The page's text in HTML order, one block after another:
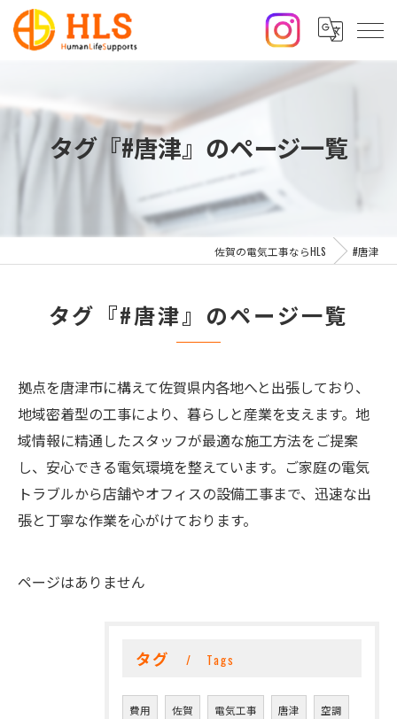
タグ『#唐津』のページ一覧
佐賀の電気工事ならHLS #唐津
タグ『#唐津』のページ一覧
拠点を唐津市に構えて佐賀県内各地へと出張しており、
地域密着型の工事により、暮らしと産業を支えます。地
域情報に精通したスタッフが最適な施工方法をご提案
し、安心できる電気環境を整えています。ご家庭の電気
トラブルから店舗やオフィスの設備工事まで、迅速な出
張と丁寧な作業を心がけております。
ページはありません
タグ Tags
費用 佐賀 電気工事 唐津 空調